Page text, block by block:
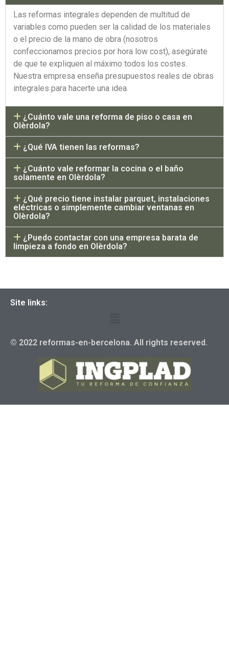
Las reformas integrales dependen de multitud de
variables como pueden ser la calidad de los materiales
o el precio de la mano de obra (nosotros
confeccionamos precios por hora low cost), asegúrate
de que te expliquen al máximo todos los costes.
Nuestra empresa enseña presupuestos reales de obras
integrales para hacerte una idea.
¿Cuánto vale una reforma de piso o casa en
Olèrdola?
¿Qué IVA tienen las reformas?
¿Cuánto vale reformar la cocina o el baño
solamente en Olèrdola?
¿Qué precio tiene instalar parquet, instalaciones
eléctricas o simplemente cambiar ventanas en
Olèrdola?
¿Puedo contactar con una empresa barata de
limpieza a fondo en Olèrdola?
Site links:
© 2022 reformas-en-bercelona. All rights reserved.